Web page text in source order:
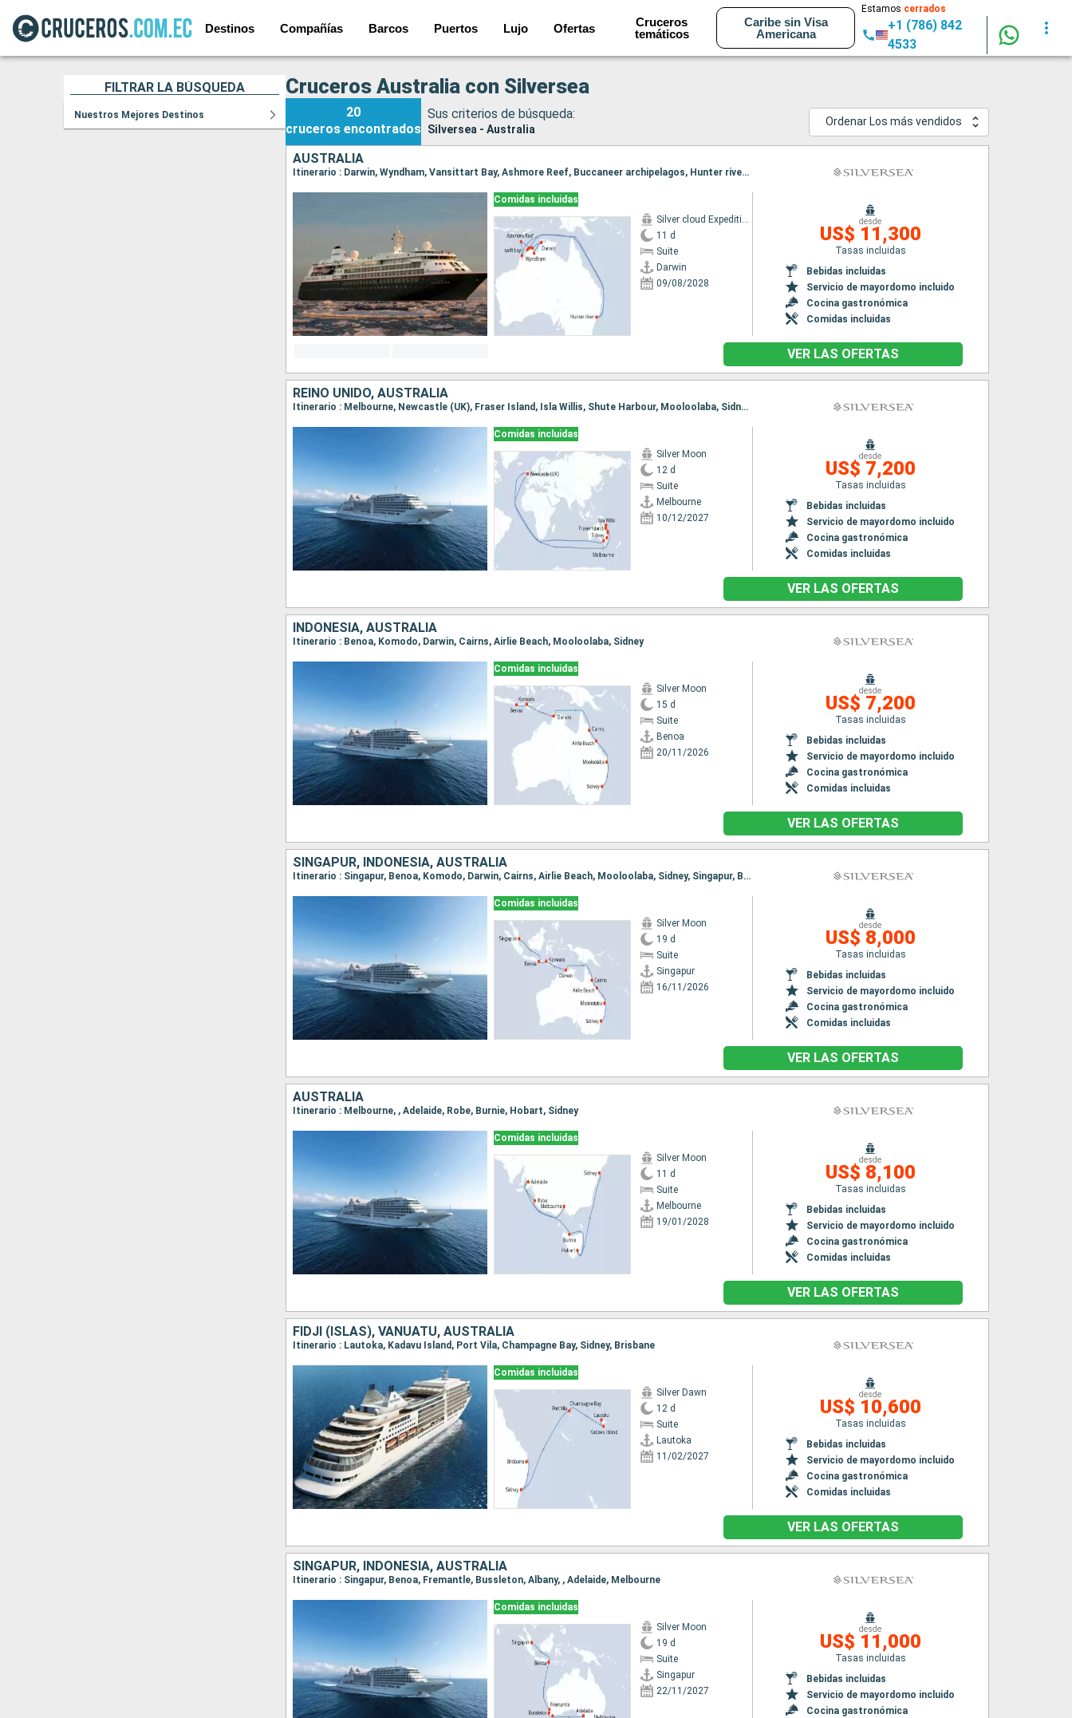
Destinos Compañías Barcos Puertos Lujo Ofertas
Cruceros
temáticos
Caribe sin Visa
Americana
Estamos cerrados
+1 (786) 842
4533
FILTRAR LA BÚSQUEDA
Nuestros Mejores Destinos
Cruceros Australia con Silversea
20
cruceros encontrados
Sus criterios de búsqueda:
Silversea - Australia
Ordenar Los más vendidos
AUSTRALIA
Itinerario : Darwin, Wyndham, Vansittart Bay, Ashmore Reef, Buccaneer archipelagos, Hunter river, swift bay, King george river
Comidas incluidas
Silver cloud Expedition
11 d
Suite
Darwin
09/08/2028
desde
US$ 11,300
Tasas incluidas
Bebidas incluidas
Servicio de mayordomo incluido
Cocina gastronómica
Comidas incluidas
VER LAS OFERTAS
REINO UNIDO, AUSTRALIA
Itinerario : Melbourne, Newcastle (UK), Fraser Island, Isla Willis, Shute Harbour, Mooloolaba, Sidney, Melbourne, Newcastle (UK), Fraser Island, Isla Willis, Shute Harbour, Mooloolaba, Sidney
Comidas incluidas
Silver Moon
12 d
Suite
Melbourne
10/12/2027
desde
US$ 7,200
Tasas incluidas
Bebidas incluidas
Servicio de mayordomo incluido
Cocina gastronómica
Comidas incluidas
VER LAS OFERTAS
INDONESIA, AUSTRALIA
Itinerario : Benoa, Komodo, Darwin, Cairns, Airlie Beach, Mooloolaba, Sidney
Comidas incluidas
Silver Moon
15 d
Suite
Benoa
20/11/2026
desde
US$ 7,200
Tasas incluidas
Bebidas incluidas
Servicio de mayordomo incluido
Cocina gastronómica
Comidas incluidas
VER LAS OFERTAS
SINGAPUR, INDONESIA, AUSTRALIA
Itinerario : Singapur, Benoa, Komodo, Darwin, Cairns, Airlie Beach, Mooloolaba, Sidney, Singapur, Benoa, Komodo, Darwin, Cairns, Airlie Beach, Mooloolaba, Sidney
Comidas incluidas
Silver Moon
19 d
Suite
Singapur
16/11/2026
desde
US$ 8,000
Tasas incluidas
Bebidas incluidas
Servicio de mayordomo incluido
Cocina gastronómica
Comidas incluidas
VER LAS OFERTAS
AUSTRALIA
Itinerario : Melbourne, , Adelaide, Robe, Burnie, Hobart, Sidney
Comidas incluidas
Silver Moon
11 d
Suite
Melbourne
19/01/2028
desde
US$ 8,100
Tasas incluidas
Bebidas incluidas
Servicio de mayordomo incluido
Cocina gastronómica
Comidas incluidas
VER LAS OFERTAS
FIDJI (ISLAS), VANUATU, AUSTRALIA
Itinerario : Lautoka, Kadavu Island, Port Vila, Champagne Bay, Sidney, Brisbane
Comidas incluidas
Silver Dawn
12 d
Suite
Lautoka
11/02/2027
desde
US$ 10,600
Tasas incluidas
Bebidas incluidas
Servicio de mayordomo incluido
Cocina gastronómica
Comidas incluidas
VER LAS OFERTAS
SINGAPUR, INDONESIA, AUSTRALIA
Itinerario : Singapur, Benoa, Fremantle, Bussleton, Albany, , Adelaide, Melbourne
Comidas incluidas
Silver Moon
19 d
Suite
Singapur
22/11/2027
desde
US$ 11,000
Tasas incluidas
Bebidas incluidas
Servicio de mayordomo incluido
Cocina gastronómica